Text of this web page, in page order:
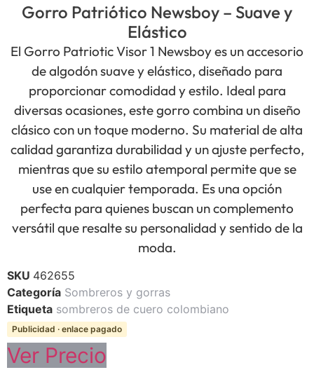
Gorro Patriótico Newsboy – Suave y
Elástico
El Gorro Patriotic Visor 1 Newsboy es un accesorio
de algodón suave y elástico, diseñado para
proporcionar comodidad y estilo. Ideal para
diversas ocasiones, este gorro combina un diseño
clásico con un toque moderno. Su material de alta
calidad garantiza durabilidad y un ajuste perfecto,
mientras que su estilo atemporal permite que se
use en cualquier temporada. Es una opción
perfecta para quienes buscan un complemento
versátil que resalte su personalidad y sentido de la
moda.
SKU 462655
Categoría Sombreros y gorras
Etiqueta sombreros de cuero colombiano
Publicidad · enlace pagado
Ver Precio